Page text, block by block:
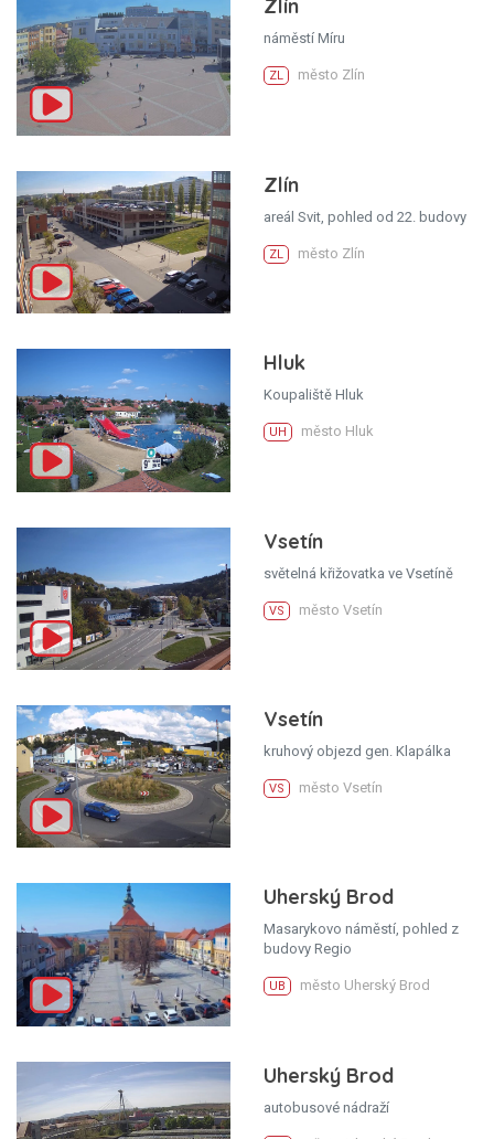
Zlín
náměstí Míru
ZL město Zlín
Zlín
areál Svit, pohled od 22. budovy
ZL město Zlín
Hluk
Koupaliště Hluk
UH město Hluk
Vsetín
světelná křižovatka ve Vsetíně
VS město Vsetín
Vsetín
kruhový objezd gen. Klapálka
VS město Vsetín
Uherský Brod
Masarykovo náměstí, pohled z
budovy Regio
UB město Uherský Brod
Uherský Brod
autobusové nádraží